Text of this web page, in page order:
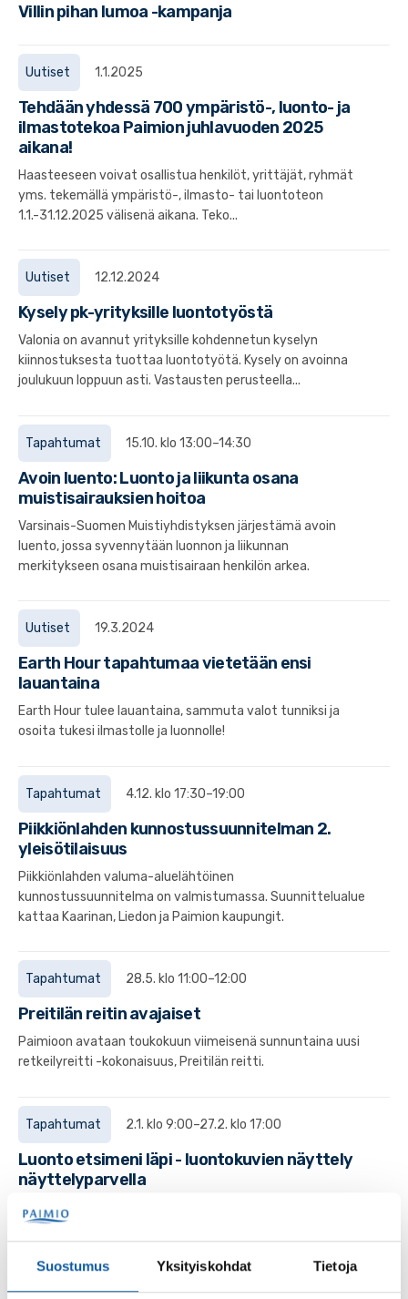
Suostumus Yksityiskohdat Tietoja
Villin pihan lumoa -kampanja
Uutiset 1.1.2025
Tehdään yhdessä 700 ympäristö-, luonto- ja
ilmastotekoa Paimion juhlavuoden 2025
aikana!
Haasteeseen voivat osallistua henkilöt, yrittäjät, ryhmät
yms. tekemällä ympäristö-, ilmasto- tai luontoteon
1.1.-31.12.2025 välisenä aikana. Teko...
Uutiset 12.12.2024
Kysely pk-yrityksille luontotyöstä
Valonia on avannut yrityksille kohdennetun kyselyn
kiinnostuksesta tuottaa luontotyötä. Kysely on avoinna
joulukuun loppuun asti. Vastausten perusteella...
Tapahtumat 15.10. klo 13:00–14:30
Avoin luento: Luonto ja liikunta osana
muistisairauksien hoitoa
Varsinais-Suomen Muistiyhdistyksen järjestämä avoin
luento, jossa syvennytään luonnon ja liikunnan
merkitykseen osana muistisairaan henkilön arkea.
Uutiset 19.3.2024
Earth Hour tapahtumaa vietetään ensi
lauantaina
Earth Hour tulee lauantaina, sammuta valot tunniksi ja
osoita tukesi ilmastolle ja luonnolle!
Tapahtumat 4.12. klo 17:30–19:00
Piikkiönlahden kunnostussuunnitelman 2.
yleisötilaisuus
Piikkiönlahden valuma-aluelähtöinen
kunnostussuunnitelma on valmistumassa. Suunnittelualue
kattaa Kaarinan, Liedon ja Paimion kaupungit.
Tapahtumat 28.5. klo 11:00–12:00
Preitilän reitin avajaiset
Paimioon avataan toukokuun viimeisenä sunnuntaina uusi
retkeilyreitti -kokonaisuus, Preitilän reitti.
Tapahtumat 2.1. klo 9:00–27.2. klo 17:00
Luonto etsimeni läpi - luontokuvien näyttely
näyttelyparvella
Juhani Laaksosen valokuvanäyttely Luonto etsimeni läpi -
luontokuvia lähiluonnosta jatkaa kaupungintalon